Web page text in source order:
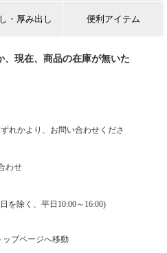
・厚み出し 便利アイテム
、現在、商品の在庫が無いた
れかより、お問い合わせくださ
わせ
を除く、平日10:00～16:00)
ップページへ移動